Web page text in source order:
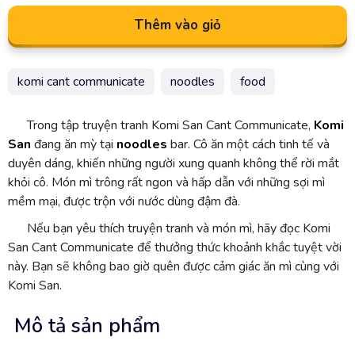
Thêm vào giỏ
komi cant communicate noodles food
Trong tập truyện tranh Komi San Cant Communicate, Komi
San đang ăn mỳ tại noodles bar. Cô ăn một cách tinh tế và
duyên dáng, khiến những người xung quanh không thể rời mắt
khỏi cô. Món mì trông rất ngon và hấp dẫn với những sợi mì
mềm mại, được trộn với nước dùng đậm đà.
Nếu bạn yêu thích truyện tranh và món mì, hãy đọc Komi
San Cant Communicate để thưởng thức khoảnh khắc tuyệt vời
này. Bạn sẽ không bao giờ quên được cảm giác ăn mì cùng với
Komi San.
Mô tả sản phẩm